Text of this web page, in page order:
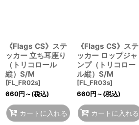
《Flags CS》ステ
ッカー 立ち耳座り
（トリコロール
縦）S/M
[FL_FR02s]
660円～(税込)
カートに入れる
《Flags CS》ステ
ッカー ロップジャ
ンプ（トリコロー
ル縦）S/M
[FL_FR03s]
660円～(税込)
カートに入れる